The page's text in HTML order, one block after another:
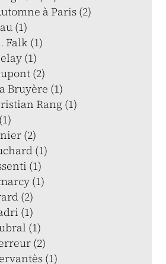
à Paris (2)
(1)
Falk (1)
(1)
(2)
Bruyère (1)
Rang (1)
(2)
(1)
(1)
(1)
(2)
(1)
(1)
(2)
(1)